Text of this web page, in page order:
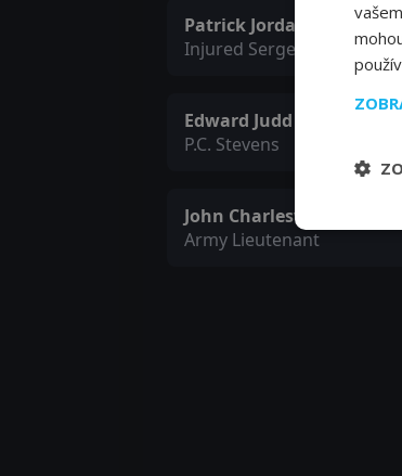
Patrick Jordan
Injured Sergeant
Edward Judd
P.C. Stevens
John Charlesworth
Army Lieutenant